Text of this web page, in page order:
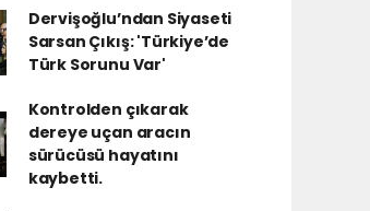
Dervişoğlu’ndan Siyaseti
Sarsan Çıkış: 'Türkiye’de
Türk Sorunu Var'
Kontrolden çıkarak
dereye uçan aracın
sürücüsü hayatını
kaybetti.